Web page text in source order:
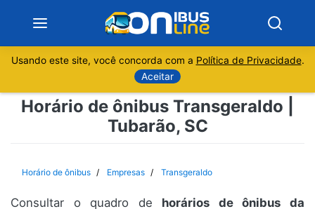
Sobre
Usando este site, você concorda com a Política de Privacidade.
Aceitar
Horário de ônibus Transgeraldo |
Tubarão, SC
Horário de ônibus Empresas Transgeraldo
Consultar o quadro de horários de ônibus da